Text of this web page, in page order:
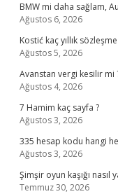
BMW mi daha sağlam,
Ağustos 6, 2026
Kostić kaç yıllık
Ağustos 5, 2026
Avanstan vergi kesilir mi
Ağustos 4, 2026
7 Hamim kaç sayfa ?
Ağustos 3, 2026
335 hesap kodu hangi
Ağustos 3, 2026
Şimşir oyun kaşığı nasıl
Temmuz 30, 2026